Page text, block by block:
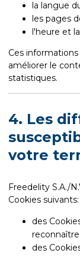
la langue
les pages
l'heure et
Ces
améliorer le
statistiques.
4. Les
votre
Freedelity S.A./
Cookies suivants:
des
des